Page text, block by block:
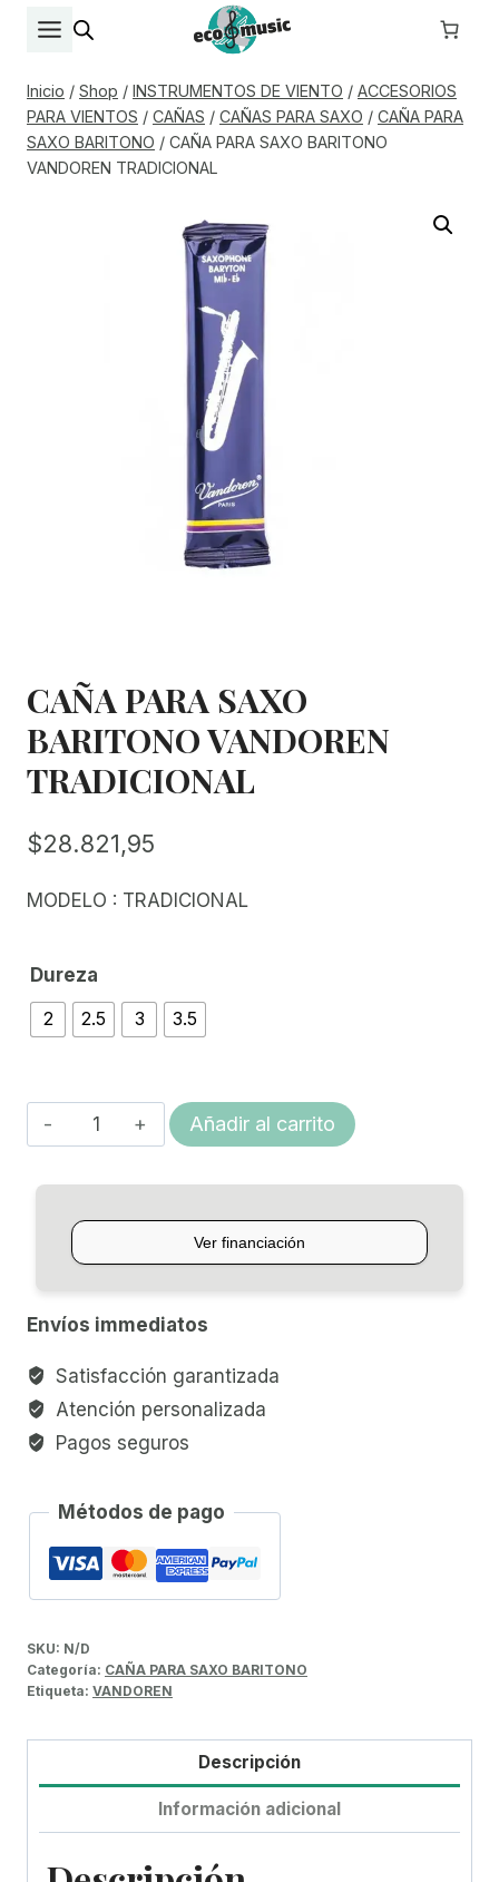
Inicio / Shop / INSTRUMENTOS DE VIENTO / ACCESORIOS
PARA VIENTOS / CAÑAS / CAÑAS PARA SAXO / CAÑA PARA
SAXO BARITONO / CAÑA PARA SAXO BARITONO
VANDOREN TRADICIONAL
CAÑA PARA SAXO
BARITONO VANDOREN
TRADICIONAL
$28.821,95
MODELO : TRADICIONAL
Dureza
2
2.5 3 3.5
CAÑA
PARA
VANDOREN
TRADICIONAL
cantidad
Añadir al carrito
Envíos immediatos
Satisfacción garantizada
Atención personalizada
Pagos seguros
Métodos de pago
SKU: N/D
Categoría: CAÑA PARA SAXO BARITONO
Etiqueta: VANDOREN
Descripción
Información adicional